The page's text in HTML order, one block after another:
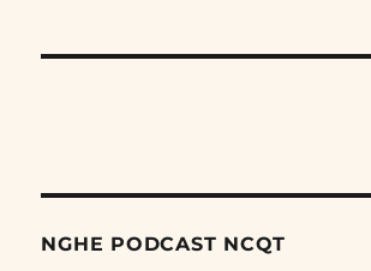
NGHE PODCAST NCQT